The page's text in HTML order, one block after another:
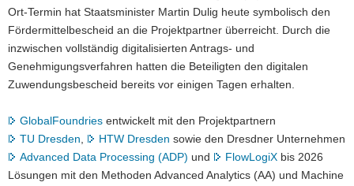
Ort-Termin hat Staatsminister Martin Dulig heute symbolisch den
Fördermittelbescheid an die Projektpartner überreicht. Durch die
inzwischen vollständig digitalisierten Antrags- und
Genehmigungsverfahren hatten die Beteiligten den digitalen
Zuwendungsbescheid bereits vor einigen Tagen erhalten.
GlobalFoundries entwickelt mit den Projektpartnern
TU Dresden, HTW Dresden sowie den Dresdner Unternehmen
Advanced Data Processing (ADP) und FlowLogiX bis 2026
Lösungen mit den Methoden Advanced Analytics (AA) und Machine